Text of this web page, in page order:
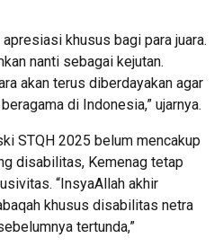
khusus bagi para juara.
nanti sebagai kejutan.
akan terus diberdayakan agar
di Indonesia,” ujarnya.
STQH 2025 belum mencakup
disabilitas, Kemenag tetap
“InsyaAllah akhir
khusus disabilitas netra
tertunda,”